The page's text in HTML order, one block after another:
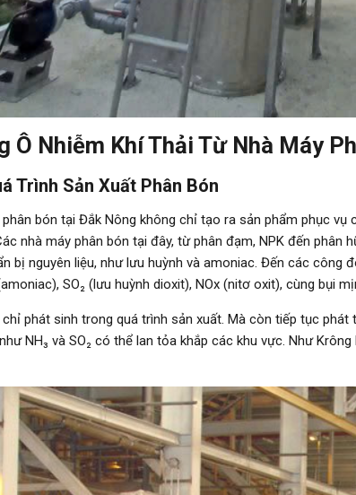
Ô Nhiễm Khí Thải Từ Nhà Máy
Trình Sản Xuất Phân Bón
bón tại Đắk Nông không chỉ tạo ra sản phẩm phục
nhà máy phân bón tại đây, từ phân đạm, NPK đến
bị nguyên liệu, như lưu huỳnh và amoniac. Đến các công
SO₂ (lưu huỳnh dioxit), NOx (nitơ oxit), cùng bụi
chỉ phát sinh trong quá trình sản xuất. Mà còn tiếp tục
NH₃ và SO₂ có thể lan tỏa khắp các khu vực. Như